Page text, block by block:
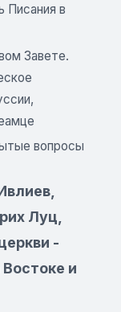
Писания в
Завете.
вопросы
Луц,
-
и